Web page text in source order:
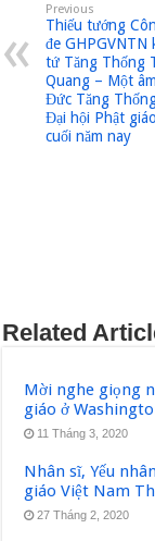
Previous
Thiếu tướng
đe
tứ Tăng Thống
Quang – Một
Đức Tăng
Đại hội Phật
cuối năm nay
Related
Mời nghe giọng
giáo ở
11 Tháng 3, 2020
Nhân sĩ, Yếu
giáo Việt Nam
27 Tháng 2, 2020